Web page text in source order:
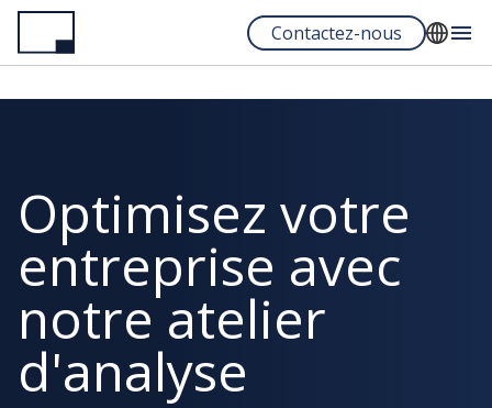
Aller
contenu
Contactez-nous
English
Portuguese
Optimisez votre
entreprise avec
notre atelier
d'analyse